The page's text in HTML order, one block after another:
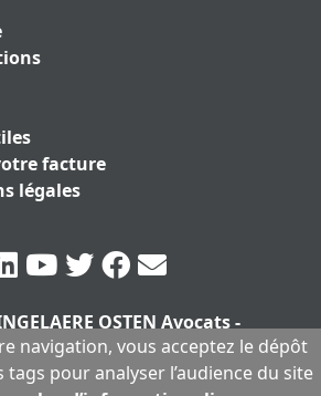
facture
légales
OSTEN Avocats -
capital de 10.000 euros|
Mentions légales
navigation, vous acceptez le dépôt
pour analyser l’audience du site